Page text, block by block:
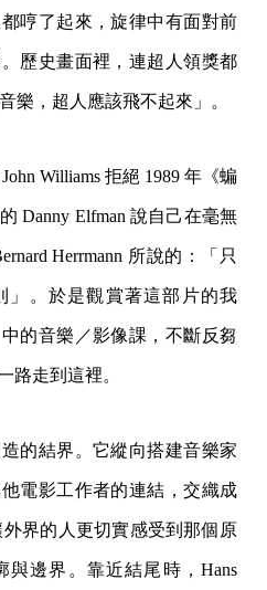
哼了起來，旋律中有面對前
歷史畫面裡，連超人領獎都
樂，超人應該飛不起來」。
Williams 拒絕 1989 年《蝙
Danny Elfman 說自己在毫無
Herrmann 所說的：「只
。於是觀賞著這部片的我
的音樂／影像課，不斷反芻
路走到這裡。
的結界。它縱向搭建音樂家
電影工作者的連結，交織成
外界的人更切實感受到那個原
邊界。靠近結尾時，Hans